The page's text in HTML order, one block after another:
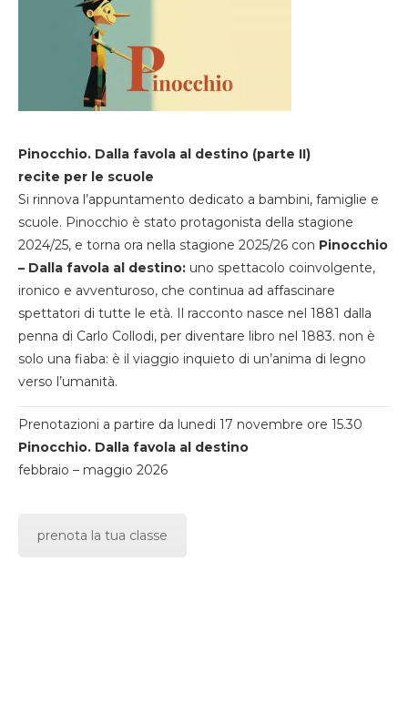
Pinocchio. Dalla favola al destino (parte II)
recite per le scuole
Si rinnova l’appuntamento dedicato a bambini, famiglie e
scuole. Pinocchio è stato protagonista della stagione
2024/25, e torna ora nella stagione 2025/26 con Pinocchio
– Dalla favola al destino: uno spettacolo coinvolgente,
ironico e avventuroso, che continua ad affascinare
spettatori di tutte le età. Il racconto nasce nel 1881 dalla
penna di Carlo Collodi, per diventare libro nel 1883. non è
solo una fiaba: è il viaggio inquieto di un’anima di legno
verso l’umanità.
Prenotazioni a partire da lunedi 17 novembre ore 15.30
Pinocchio. Dalla favola al destino
febbraio – maggio 2026
prenota la tua classe